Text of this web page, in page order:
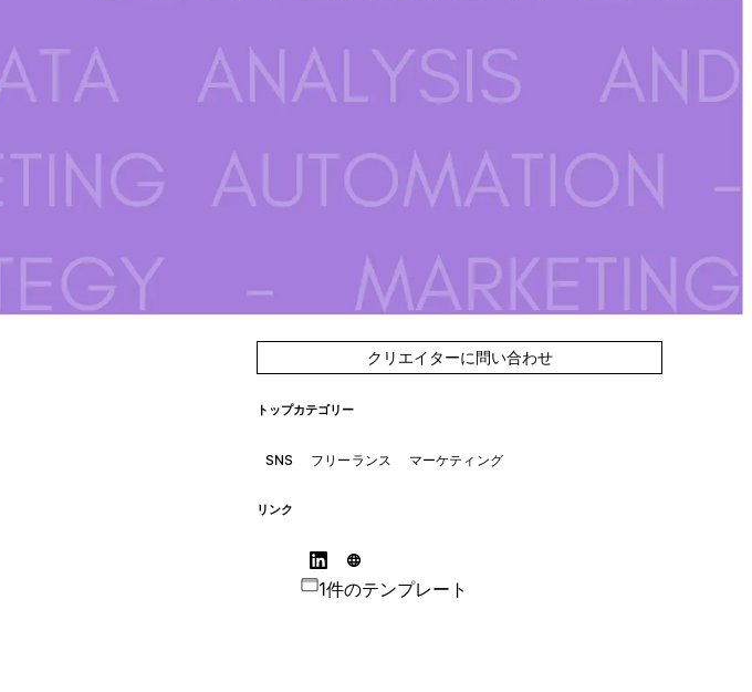
クリエイターに問い合わせ
トップカテゴリー
SNS フリーランス マーケティング
リンク
1件のテンプレート